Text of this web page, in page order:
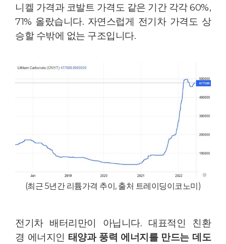
니켈 가격과 코발트 가격도 같은 기간 각각 60%,
71% 올랐습니다. 자연스럽게 전기차 가격도 상
승할 수밖에 없는 구조입니다.
(최근 5년간 리튬가격 추이, 출처 트레이딩이코노미)
전기차 배터리만이 아닙니다. 대표적인 친환
경 에너지인 태양과 풍력 에너지를 만드는 데도